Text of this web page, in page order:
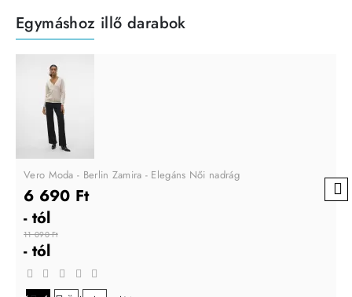
Egymáshoz illő darabok
Vero Moda - Berlin Zamira - Elegáns Női nadrág
6 690 Ft
- tól
11 090 Ft
- tól